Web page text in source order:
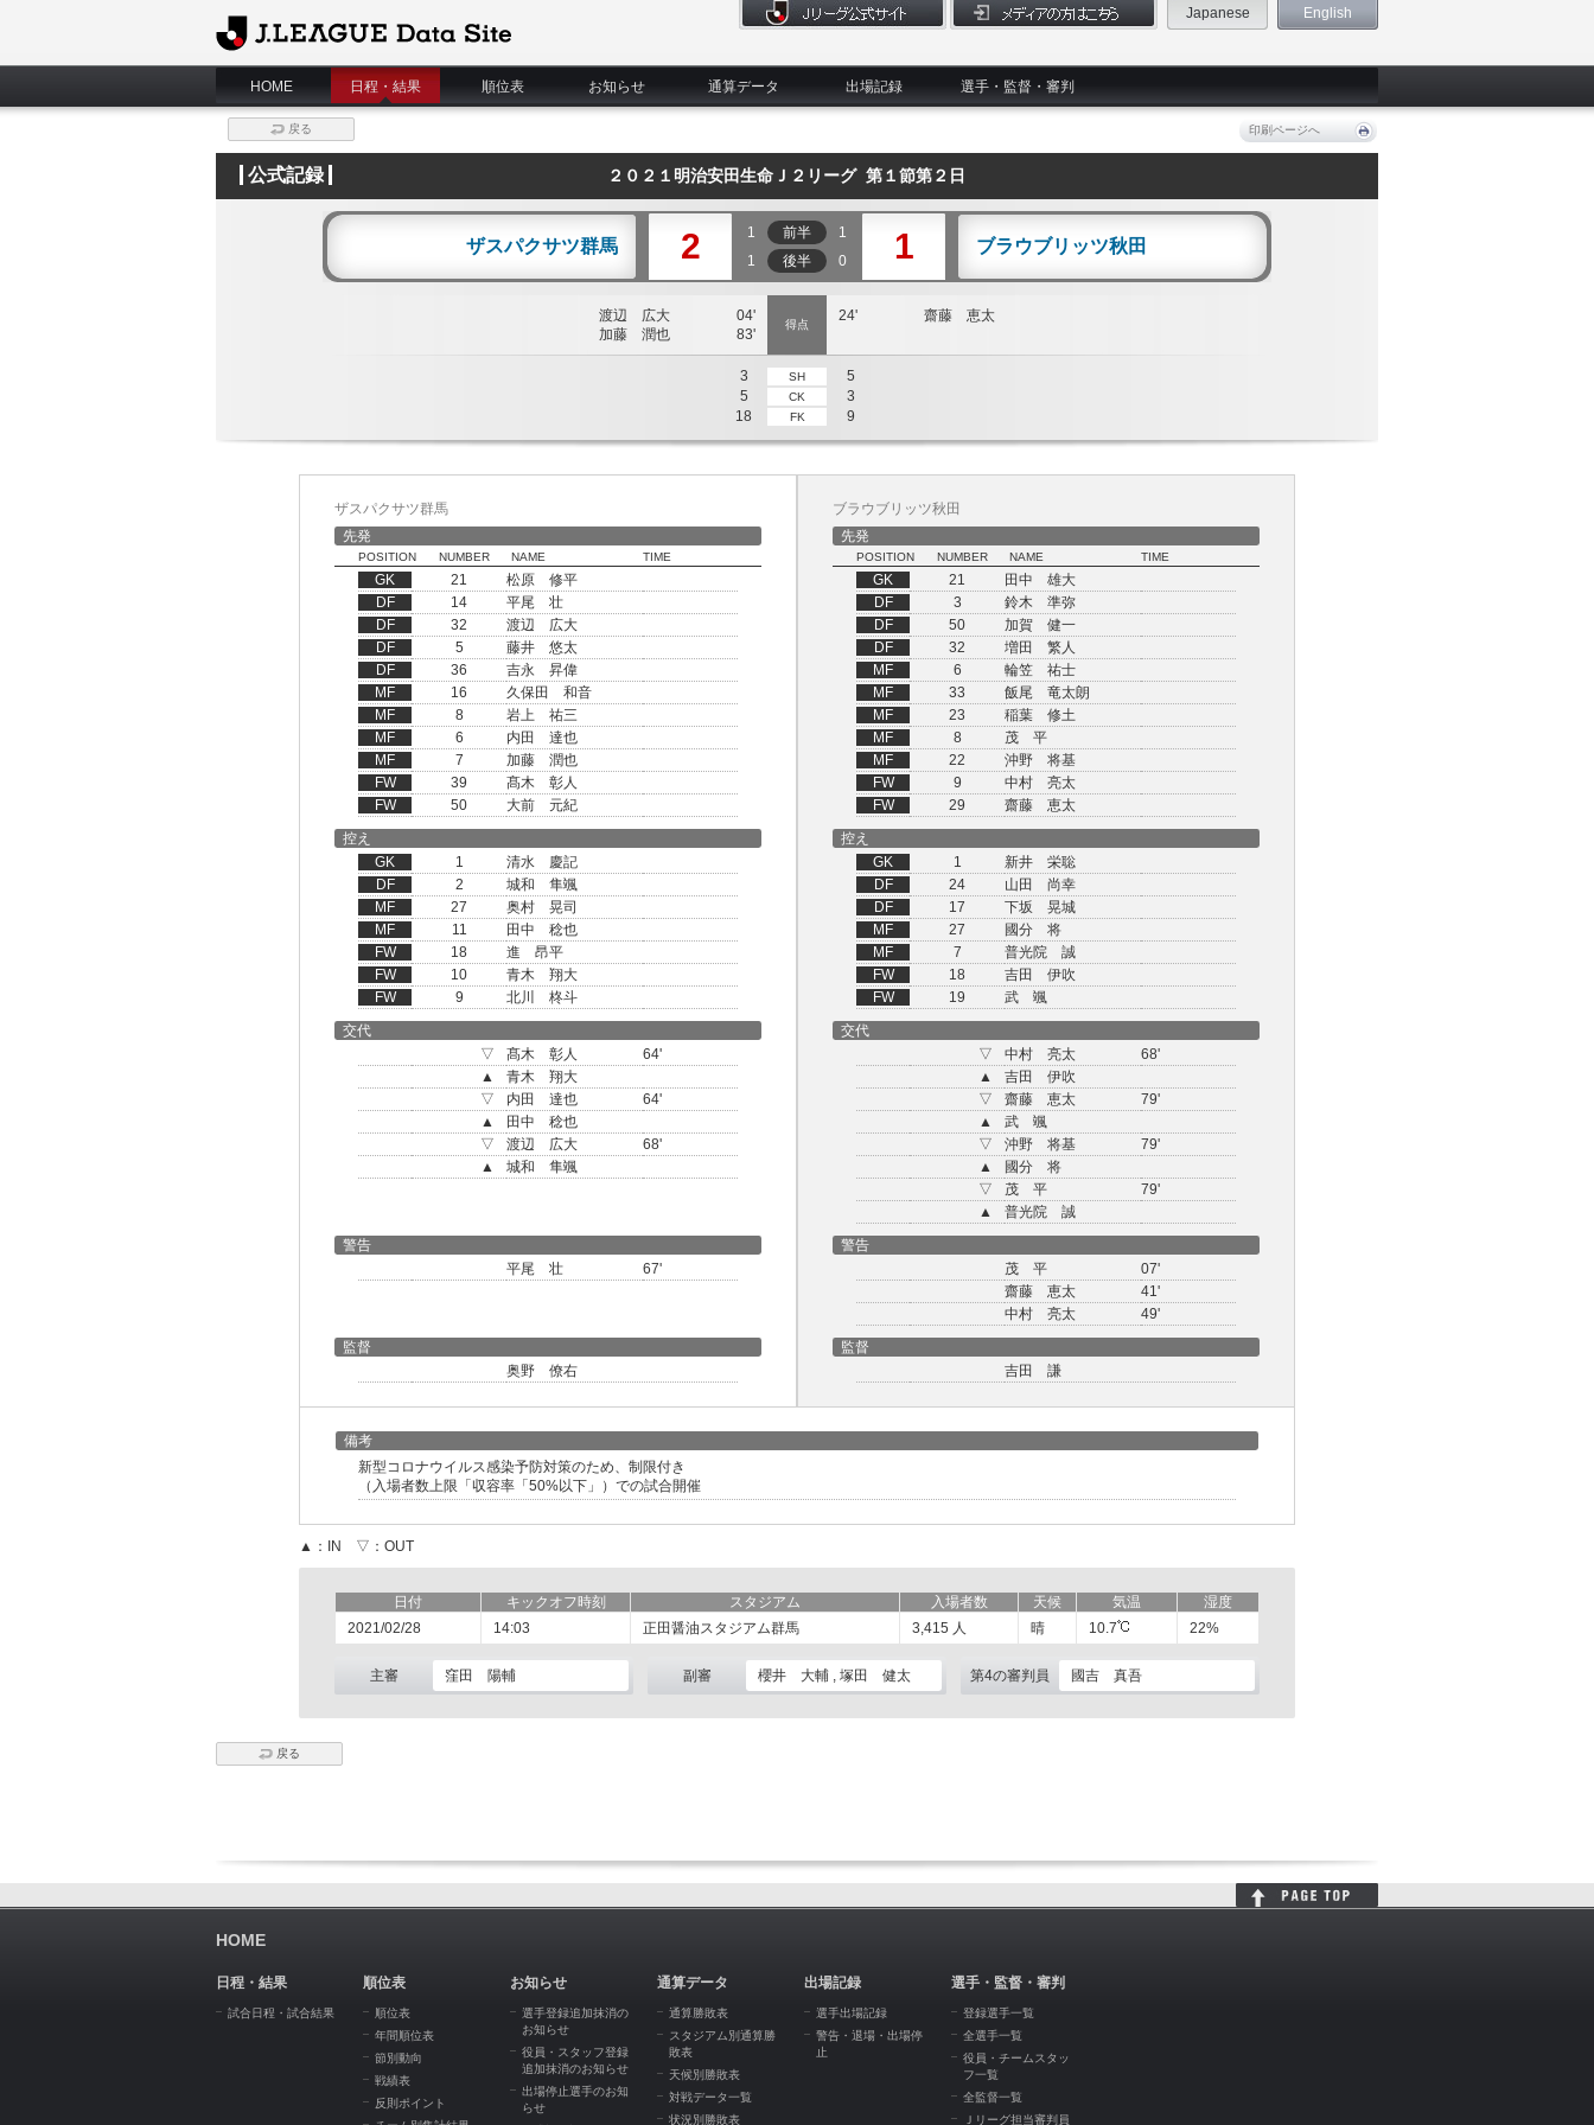
J.League Data Site
Japanese English
HOME 日程・結果 順位表 お知らせ 通算データ 出場記録 選手・監督・審判
戻る 印刷ページへ
公式記録 ２０２１明治安田生命Ｊ２リーグ 第１節第２日
ザスパクサツ群馬 2 1 前半
1
1
後半 0 1 ブラウブリッツ秋田
渡辺 広大
04'
加藤 潤也
83'
得点
24' 齋藤 恵太
3 SH
5
5
CK
3
18
FK 9
ザスパクサツ群馬
先発
POSITION NUMBER NAME TIME
GK 21
松原 修平
DF
14
平尾 壮
DF
32
渡辺 広大
DF
5
藤井 悠太
DF
36
吉永 昇偉
MF
16
久保田 和音
MF
8
岩上 祐三
MF
6
内田 達也
MF
7
加藤 潤也
FW
39
髙木 彰人
FW
50 大前 元紀
ブラウブリッツ秋田
先発
POSITION NUMBER NAME TIME
GK 21
田中 雄大
DF
3
鈴木 準弥
DF
50
加賀 健一
DF
32
増田 繁人
MF
6
輪笠 祐士
MF
33
飯尾 竜太朗
MF
23
稲葉 修土
MF
8
茂 平
MF
22
沖野 将基
FW
9
中村 亮太
FW
29
齋藤 恵太
控え
GK
1
清水 慶記
DF
2
城和 隼颯
MF
27
奥村 晃司
MF
11
田中 稔也
FW
18
進 昂平
FW
10
青木 翔大
FW
9 北川 柊斗
控え
GK
1
新井 栄聡
DF
24
山田 尚幸
DF
17
下坂 晃城
MF
27
國分 将
MF
7
普光院 誠
FW
18
吉田 伊吹
FW
19
武 颯
交代
▽
髙木 彰人
64'
▲
青木 翔大
▽
内田 達也
64'
▲
田中 稔也
▽
渡辺 広大
68'
▲
城和 隼颯
交代
▽
中村 亮太
68'
▲
吉田 伊吹
▽
齋藤 恵太
79'
▲
武 颯
▽
沖野 将基
79'
▲
國分 将
▽
茂 平
79'
▲
普光院 誠
警告
平尾 壮
67'
警告
茂 平
07'
齋藤 恵太
41'
中村 亮太
49'
監督
奥野 僚右
監督
吉田 謙
備考
新型コロナウイルス感染予防対策のため、制限付き
（入場者数上限「収容率「50%以下」）での試合開催
▲：IN ▽：OUT
日付 キックオフ時刻 スタジアム 入場者数 天候 気温
湿度
2021/02/28
14:03 正田醤油スタジアム群馬 3,415 人 晴 10.7 22%
主審 窪田 陽輔 副審 櫻井 大輔 , 塚田 健太 第4の審判員 國吉 真吾
戻る
HOME
日程・結果
試合日程・試合結果
順位表
順位表
年間順位表
節別動向
戦績表
反則ポイント
お知らせ
選手登録追加抹消の
お知らせ
役員・スタッフ登録
追加抹消のお知らせ
出場停止選手のお知
らせ
通算データ
通算勝敗表
スタジアム別通算勝
敗表
天候別勝敗表
対戦データ一覧
状況別勝敗表
出場記録
選手出場記録
警告・退場・出場停
止
選手・監督・審判
登録選手一覧
全選手一覧
役員・チームスタッ
フ一覧
全監督一覧
Ｊリーグ担当審判員